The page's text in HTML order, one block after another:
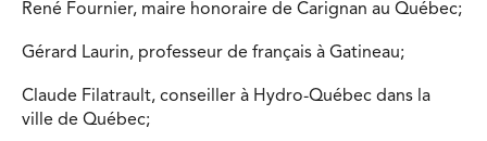
René Fournier, maire honoraire de Carignan au Québec;
Gérard Laurin, professeur de français à Gatineau;
Claude Filatrault, conseiller à Hydro-Québec dans la
ville de Québec;